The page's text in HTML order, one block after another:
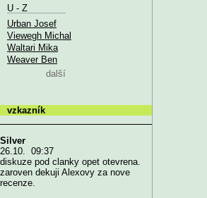
U - Z
Urban Josef
Viewegh Michal
Waltari Mika
Weaver Ben
další
vzkazník
Silver
26.10. 09:37
diskuze pod clanky opet otevrena.
zaroven dekuji Alexovy za nove
recenze.